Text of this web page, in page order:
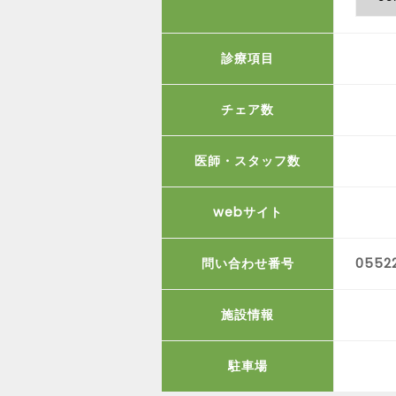
診療項目
チェア数
医師・スタッフ数
webサイト
問い合わせ番号
施設情報
駐車場